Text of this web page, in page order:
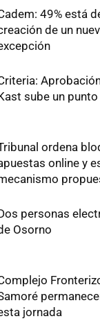
49% está
de un
sube un
ordena
online y
personas
Osorno
jornada